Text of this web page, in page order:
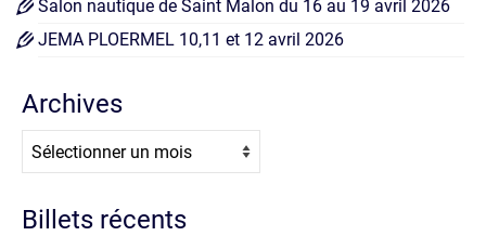
Salon nautique de Saint Malon du 16 au 19 avril 2026
JEMA PLOERMEL 10,11 et 12 avril 2026
Archives
Archives
Billets récents